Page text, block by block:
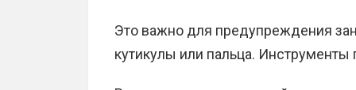
Это важно для предупреждения
кутикулы или пальца.